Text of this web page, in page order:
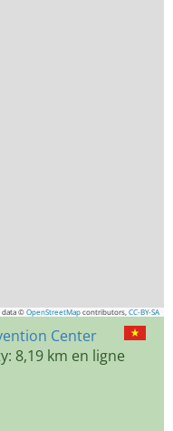
data ©OpenStreetMap contributors, CC-BY-SA
Center
8,19 km en ligne